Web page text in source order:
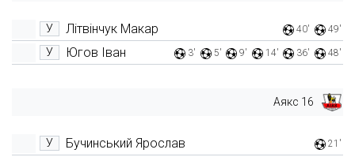
У Літвінчук Макар 40' 49'
У Югов Іван 3' 5' 9' 14' 36' 48'
Аякс 16
У Бучинський Ярослав 21'